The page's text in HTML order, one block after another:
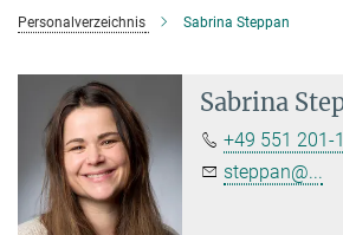
Personalverzeichnis Sabrina Steppan
Sabrina
+49 551 201-
steppan@...